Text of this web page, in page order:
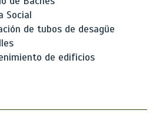
Social
de tubos de desagüe
de edificios